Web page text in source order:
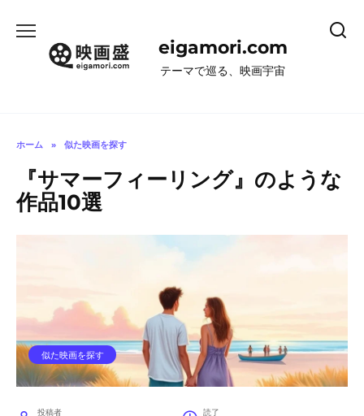
eigamori.com
テーマで巡る、映画宇宙
ホーム » 似た映画を探す
『サマーフィーリング』のような
作品10選
似た映画を探す
投稿者 読了